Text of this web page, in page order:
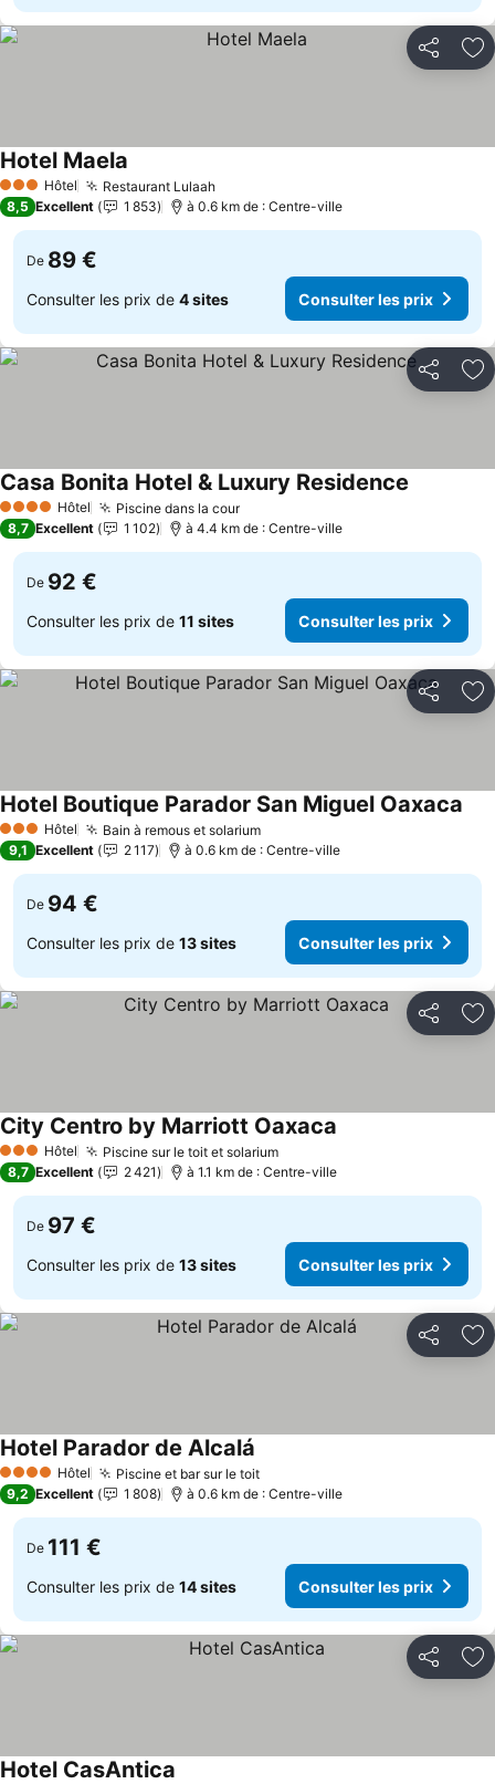
Partager
3 ÉtoilesHôtel Restaurant Lulaah
Hotel Maela
8,5 Excellent 1 853 à 0.6 km de : Centre-ville
De 89 €
Consulter les prix de 4 sites Consulter les prix
Partager
4 Étoiles Hôtel Piscine dans la cour
Casa Bonita Hotel & Luxury Residence
8,7 Excellent 1 102 à 4.4 km de : Centre-ville
De 92 €
Consulter les prix de 11 sites Consulter les prix
Partager
3 ÉtoilesHôtel Bain à remous et solarium
Hotel Boutique Parador San Miguel Oaxaca
9,1 Excellent 2 117 à 0.6 km de : Centre-ville
De 94 €
Consulter les prix de 13 sites Consulter les prix
Partager
3 ÉtoilesHôtel Piscine sur le toit et solarium
City Centro by Marriott Oaxaca
8,7 Excellent 2 421 à 1.1 km de : Centre-ville
De 97 €
Consulter les prix de 13 sites Consulter les prix
Partager
4 Étoiles Hôtel Piscine et bar sur le toit
Hotel Parador de Alcalá
9,2 Excellent 1 808 à 0.6 km de : Centre-ville
De 111 €
Consulter les prix de 14 sites Consulter les prix
Partager
Hotel CasAntica